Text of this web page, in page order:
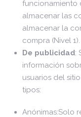
funcionamiento
almacenar las
almacenar la
compra (Nivel 1).
De publicidad:
información
usuarios del
tipos:
Anónimas:Solo